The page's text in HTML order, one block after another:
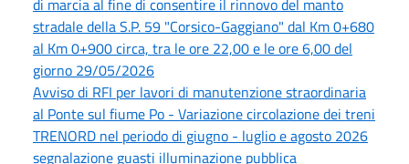
stradale della S.P. 59 "Corsico-Gaggiano" dal Km 0+680
al Km 0+900 circa, tra le ore 22,00 e le ore 6,00 del
giorno 29/05/2026
Avviso di RFI per lavori di manutenzione straordinaria
al Ponte sul fiume Po - Variazione circolazione dei treni
TRENORD nel periodo di giugno - luglio e agosto 2026
segnalazione guasti illuminazione pubblica